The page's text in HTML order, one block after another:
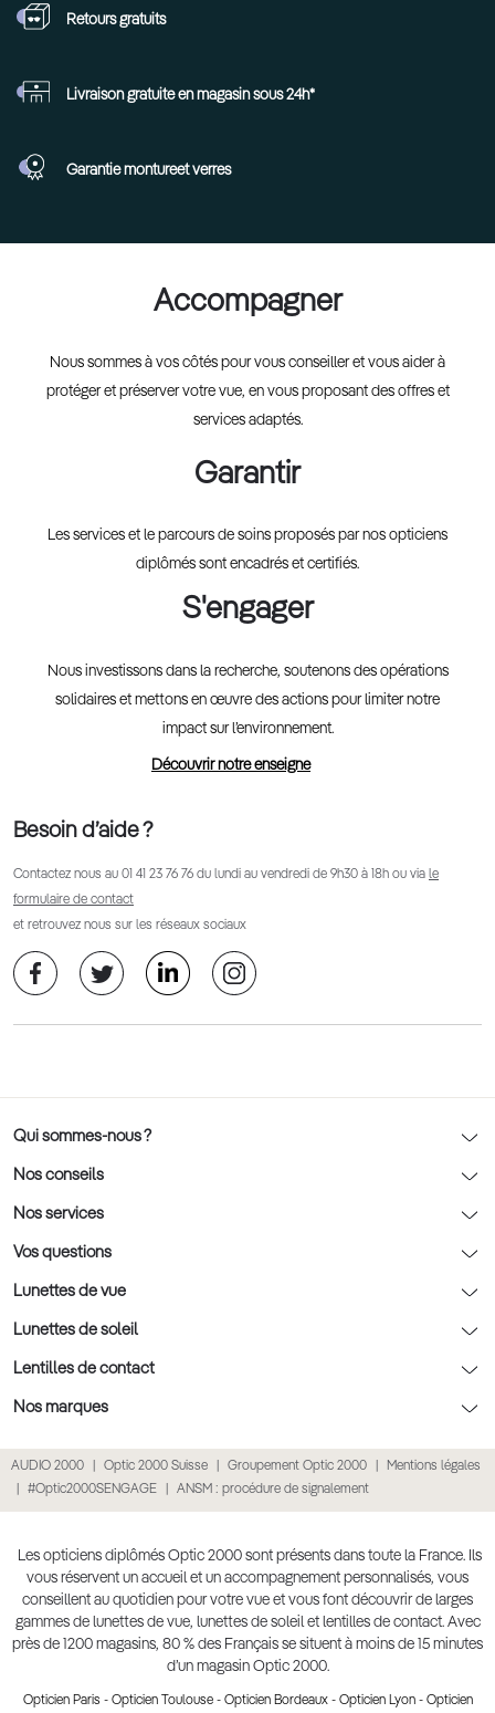
Retoursgratuits
Livraison gratuite en magasin sous 24h*
Garantie montureet verres
Accompagner
Nous sommes à vos côtés pour vous conseiller et vous aider à
protéger et préserver votre vue, en vous proposant des offres et
services adaptés.
Garantir
Les services et le parcours de soins proposés par nos opticiens
diplômés sont encadrés et certifiés.
S'engager
Nous investissons dans la recherche, soutenons des opérations
solidaires et mettons en œuvre des actions pour limiter notre
impact sur l’environnement.
Découvrir notre enseigne
Besoin d’aide ?
Contactez nous au 01 41 23 76 76 du lundi au vendredi de 9h30 à 18h ou via le
formulaire de contact
et retrouvez nous sur les réseaux sociaux
Qui sommes-nous ?
Notre charte déontologique
AFNOR Certification
Rendez-vous prévision
Nos conseils
Nos conseils lunettes
Nos conseils lentilles
Nos conseils enfants
Nos conseils santé visuelle
Tout savoir sur nos verres
Nos services
Optic 2000 à domicile
Le contrôle de la vue chez votre opticien
L'entretien de votre équipement
La prise de rendez-vous en ligne
Point expert basse vision
Click & collect : Livraison gratuite en magasin
Accessibilité
Vos questions
Politique cookies
Conditions des offres
Politique de confidentialité des données
Retours et remboursements
Lunettes de vue
Lunettes de vue
Lunettes de vue homme
Lunettes de vue femme
Lunettes de vue Ray-Ban
Lunettes de vue Gucci
Lunettes de vue Chloé
Lunettes de vue Burberry
Lunettes de soleil
Lunettes de soleil
Lunettes de soleil homme
Lunettes de soleil enfant
Lunettes de soleil Ray-Ban
Lunettes de soleil Prada
Lunettes de soleil Gucci
Soldes Ete 2025
Lentilles de contact
Lentilles de contact
Lentille de nuit
Lentilles journalières
Produit lentilles
Nos marques
Lunettes Prada
Lunettes Guess
Lunettes Chloé
Lunettes Versace
AUDIO 2000 Optic 2000 Suisse Groupement Optic 2000
Mentions légales
#Optic2000SENGAGE
ANSM : procédure de signalement
Les opticiens diplômés Optic 2000 sont présents dans toute la France. Ils
vous réservent un accueil et un accompagnement personnalisés, vous
conseillent au quotidien pour votre vue et vous font découvrir de larges
gammes de lunettes de vue, lunettes de soleil et lentilles de contact. Avec
près de 1200 magasins, 80 % des Français se situent à moins de 15 minutes
d’un magasin Optic 2000.
Opticien Paris - Opticien Toulouse- Opticien Bordeaux- Opticien Lyon- Opticien